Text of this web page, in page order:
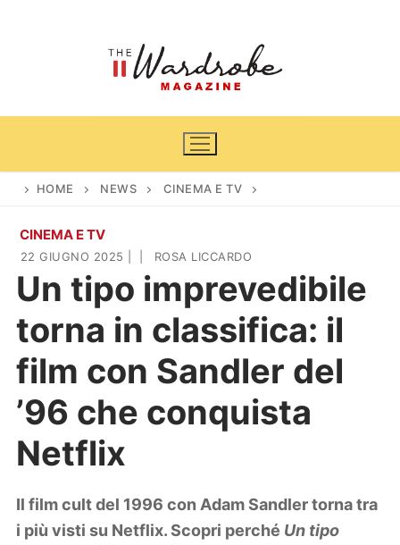
Home
News
Cinema e TV
Casa & Giardino
Arredamento
Piante e fiori
Lifestyle
Viaggi
Zodiaco
HOME NEWS CINEMA E TV
CINEMA E TV
22 GIUGNO 2025 ROSA LICCARDO
Un tipo imprevedibile
torna in classifica: il
film con Sandler del
’96 che conquista
Netflix
Il film cult del 1996 con Adam Sandler torna tra
i più visti su Netflix. Scopri perché Un tipo